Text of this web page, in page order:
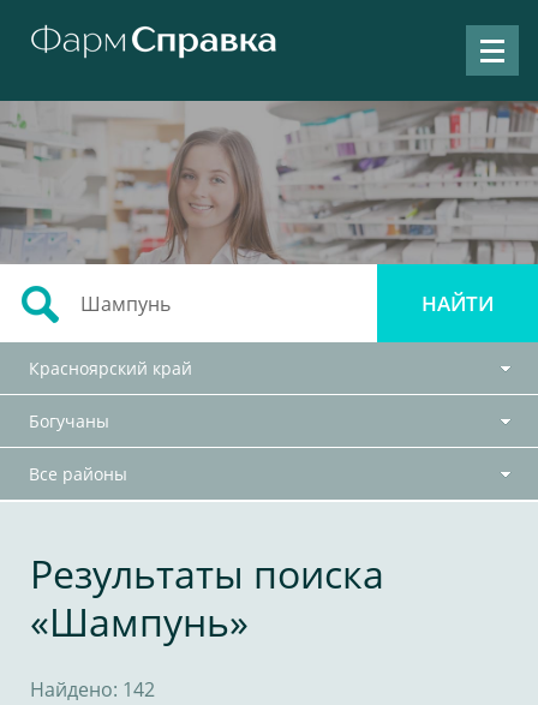
Красноярский край
Богучаны
Все районы
Результаты поиска
«Шампунь»
Найдено: 142